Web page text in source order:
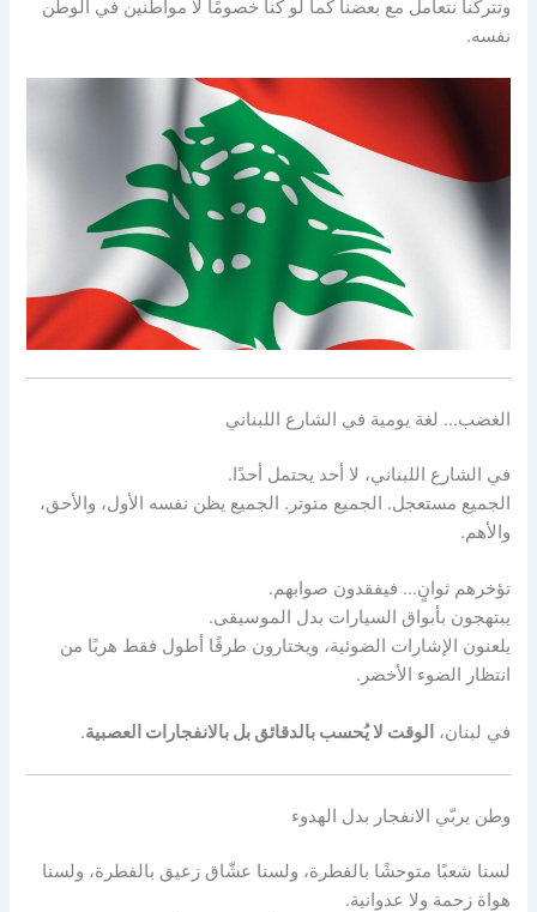
وتتركنا نتعامل مع بعضنا كما لو كنا خصومًا لا مواطنين في الوطن
نفسه.
الغضب… لغة يومية في الشارع اللبناني
في الشارع اللبناني، لا أحد يحتمل أحدًا.
الجميع مستعجل. الجميع متوتر. الجميع يظن نفسه الأول، والأحق،
والأهم.
تؤخرهم ثوانٍ… فيفقدون صوابهم.
يبتهجون بأبواق السيارات بدل الموسيقى.
يلعنون الإشارات الضوئية، ويختارون طرقًا أطول فقط هربًا من
انتظار الضوء الأخضر.
في لبنان، الوقت لا يُحسب بالدقائق بل بالانفجارات العصبية.
وطن يربّي الانفجار بدل الهدوء
لسنا شعبًا متوحشًا بالفطرة، ولسنا عشّاق زعيق بالفطرة، ولسنا
هواة زحمة ولا عدوانية.